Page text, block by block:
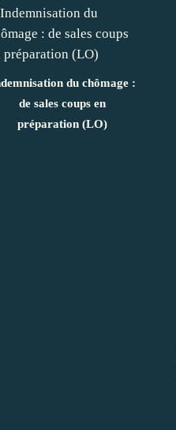
du chômage :
de sales coups en
préparation (LO)